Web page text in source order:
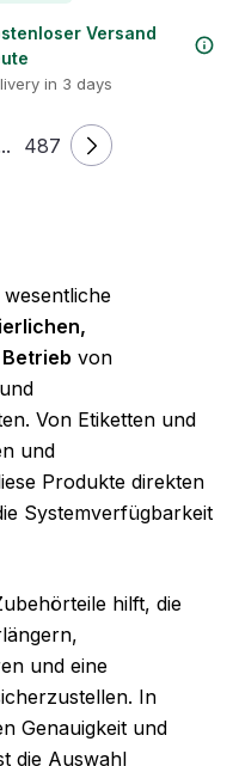
Versand
in 3 days
487
von
Von Etiketten und
und
Produkte direkten
Systemverfügbarkeit
hilft, die
und eine
In
Genauigkeit und
die Auswahl